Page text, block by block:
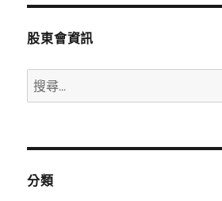
強
餐
件
股東會資訊
搜
尋
鍵
分類